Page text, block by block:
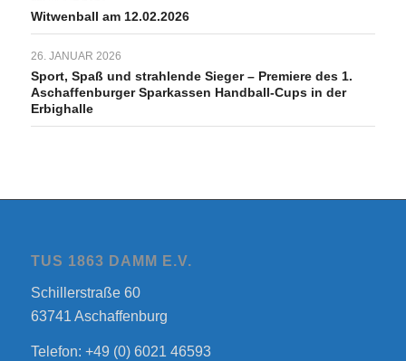
Witwenball am 12.02.2026
26. JANUAR 2026
Sport, Spaß und strahlende Sieger – Premiere des 1.
Aschaffenburger Sparkassen Handball-Cups in der
Erbighalle
TUS 1863 DAMM E.V.
Schillerstraße 60
63741 Aschaffenburg
Telefon: +49 (0) 6021 46593